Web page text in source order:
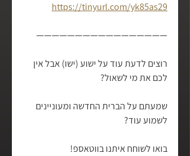
https://tinyurl.com/yk85as29
—————————————————
רוצים לדעת עוד על ישוע (ישו) אבל אין
לכם את מי לשאול?
שמעתם על הברית החדשה ומעוניינים
לשמוע עוד?
בואו לשוחח איתנו בווטאספ!